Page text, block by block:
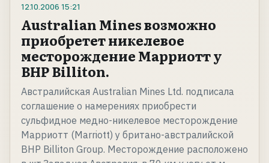
12.10.2006 15:21
Australian Mines возможно
приобретет никелевое
месторождение Марриотт у
BHP Billiton.
Австралийская Australian Mines Ltd. подписала
соглашение о намерениях приобрести
сульфидное медно-никелевое месторождение
Марриотт (Marriott) у британо-австралийской
BHP Billiton Group. Месторождение расположено